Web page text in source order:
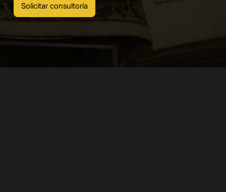
Solicitar consultoría